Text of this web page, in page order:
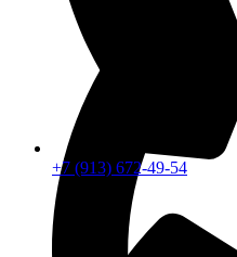
+7 (913) 672-49-54